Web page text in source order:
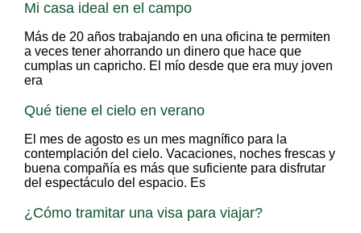
Mi casa ideal en el campo
Más de 20 años trabajando en una oficina te permiten
a veces tener ahorrando un dinero que hace que
cumplas un capricho. El mío desde que era muy joven
era
Qué tiene el cielo en verano
El mes de agosto es un mes magnífico para la
contemplación del cielo. Vacaciones, noches frescas y
buena compañía es más que suficiente para disfrutar
del espectáculo del espacio. Es
¿Cómo tramitar una visa para viajar?